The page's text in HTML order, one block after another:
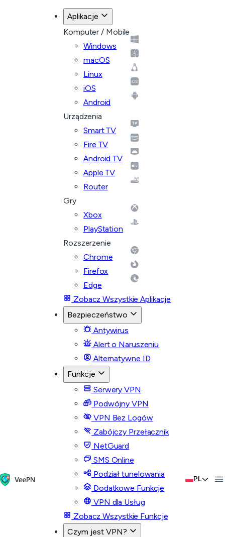
Aplikacje
Komputer / Mobile
Windows
macOS
Linux
iOS
Android
Urządzenia
Smart TV
Fire TV
Android TV
Apple TV
Router
Gry
Xbox
PlayStation
Rozszerzenie
Chrome
Firefox
Edge
Zobacz Wszystkie Aplikacje
Bezpieczeństwo
Antywirus
Alert o Naruszeniu
Alternatywne ID
Funkcje
Serwery VPN
Podwójny VPN
VPN Bez Logów
Zabójczy Przełącznik
NetGuard
SMS Online
Podział tunelowania
Dodatkowe Funkcje
VPN dla Usług
Zobacz Wszystkie Funkcje
Czym jest VPN?
PL